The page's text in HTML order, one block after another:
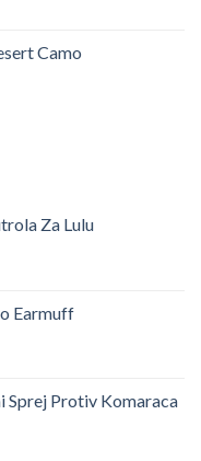
KM.Camo
Za Lulu
Earmuff
Sprej Protiv Komaraca